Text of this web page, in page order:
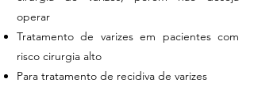
operar
Tratamento de varizes em pacientes com
risco cirurgia alto
Para tratamento de recidiva de varizes